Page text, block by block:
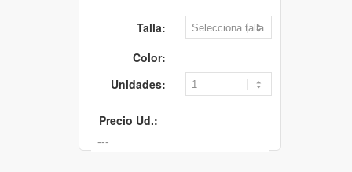
Talla:
Color:
Unidades:
Precio Ud.: